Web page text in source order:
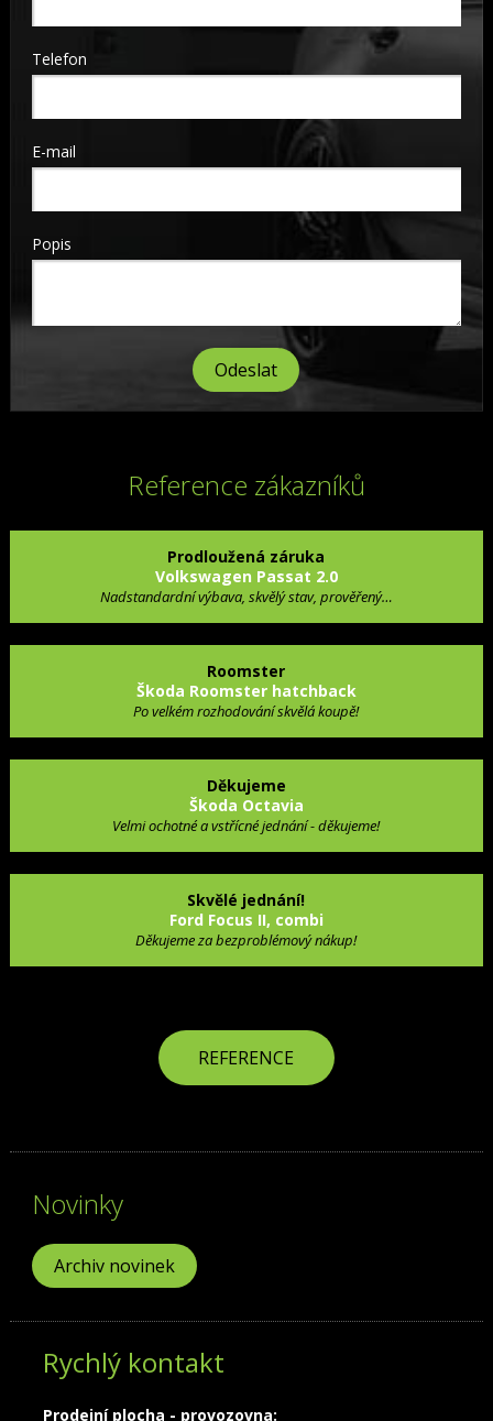
Telefon
E-mail
Popis
Reference zákazníků
Prodloužená záruka
Volkswagen Passat 2.0
Nadstandardní výbava, skvělý stav, prověřený…
Roomster
Škoda Roomster hatchback
Po velkém rozhodování skvělá koupě!
Děkujeme
Škoda Octavia
Velmi ochotné a vstřícné jednání - děkujeme!
Skvělé jednání!
Ford Focus II, combi
Děkujeme za bezproblémový nákup!
REFERENCE
Novinky
Archiv novinek
Rychlý kontakt
Prodejní plocha - provozovna: